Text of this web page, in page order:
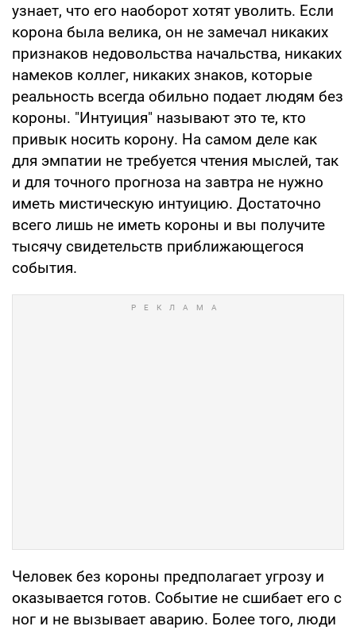
узнает, что его наоборот хотят уволить. Если
корона была велика, он не замечал никаких
признаков недовольства начальства, никаких
намеков коллег, никаких знаков, которые
реальность всегда обильно подает людям без
короны. "Интуиция" называют это те, кто
привык носить корону. На самом деле как
для эмпатии не требуется чтения мыслей, так
и для точного прогноза на завтра не нужно
иметь мистическую интуицию. Достаточно
всего лишь не иметь короны и вы получите
тысячу свидетельств приближающегося
события.
Человек без короны предполагает угрозу и
оказывается готов. Событие не сшибает его с
ног и не вызывает аварию. Более того, люди